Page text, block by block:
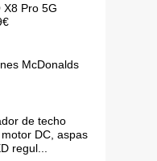
X8 Pro 5G
McDonalds
de techo
DC, aspas
regul...